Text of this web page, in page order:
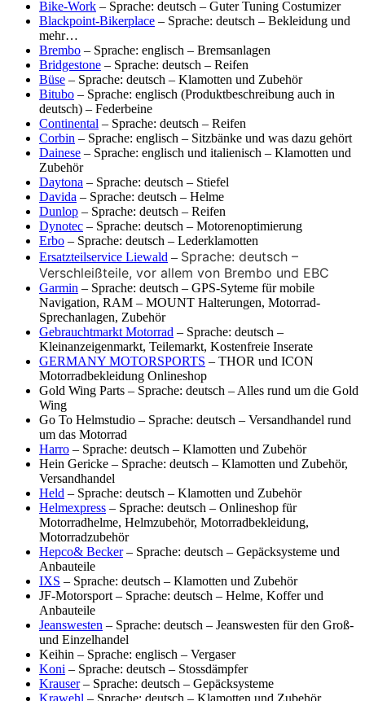
Bike-Work – Sprache: deutsch – Guter Tuning Costumizer
Blackpoint-Bikerplace – Sprache: deutsch – Bekleidung und
mehr…
Brembo – Sprache: englisch – Bremsanlagen
Bridgestone – Sprache: deutsch – Reifen
Büse – Sprache: deutsch – Klamotten und Zubehör
Bitubo – Sprache: englisch (Produktbeschreibung auch in
deutsch) – Federbeine
Continental – Sprache: deutsch – Reifen
Corbin – Sprache: englisch – Sitzbänke und was dazu gehört
Dainese – Sprache: englisch und italienisch – Klamotten und
Zubehör
Daytona – Sprache: deutsch – Stiefel
Davida – Sprache: deutsch – Helme
Dunlop – Sprache: deutsch – Reifen
Dynotec – Sprache: deutsch – Motorenoptimierung
Erbo – Sprache: deutsch – Lederklamotten
Ersatzteilservice Liewald – Sprache: deutsch –
Verschleißteile, vor allem von Brembo und EBC
Garmin – Sprache: deutsch – GPS-Syteme für mobile
Navigation, RAM – MOUNT Halterungen, Motorrad-
Sprechanlagen, Zubehör
Gebrauchtmarkt Motorrad – Sprache: deutsch –
Kleinanzeigenmarkt, Teilemarkt, Kostenfreie Inserate
GERMANY MOTORSPORTS – THOR und ICON
Motorradbekleidung Onlineshop
Gold Wing Parts – Sprache: deutsch – Alles rund um die Gold
Wing
Go To Helmstudio – Sprache: deutsch – Versandhandel rund
um das Motorrad
Harro – Sprache: deutsch – Klamotten und Zubehör
Hein Gericke – Sprache: deutsch – Klamotten und Zubehör,
Versandhandel
Held – Sprache: deutsch – Klamotten und Zubehör
Helmexpress – Sprache: deutsch – Onlineshop für
Motorradhelme, Helmzubehör, Motorradbekleidung,
Motorradzubehör
Hepco& Becker– Sprache: deutsch – Gepäcksysteme und
Anbauteile
IXS – Sprache: deutsch – Klamotten und Zubehör
JF-Motorsport – Sprache: deutsch – Helme, Koffer und
Anbauteile
Jeanswesten – Sprache: deutsch – Jeanswesten für den Groß-
und Einzelhandel
Keihin – Sprache: englisch – Vergaser
Koni – Sprache: deutsch – Stossdämpfer
Krauser– Sprache: deutsch – Gepäcksysteme